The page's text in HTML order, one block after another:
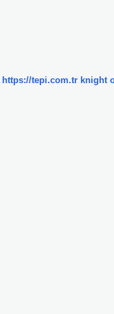
https://tepi.com.tr knight